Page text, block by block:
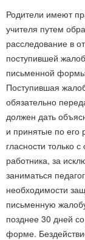
Родители имеют
учителя путем
расследование в
поступившей
письменной
Поступившая
обязательно
должен дать
и принятые по его
гласности только
работника, за
заниматься
необходимости
письменную
позднее 30 дней
форме.